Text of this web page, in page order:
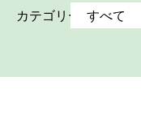
カテゴリー